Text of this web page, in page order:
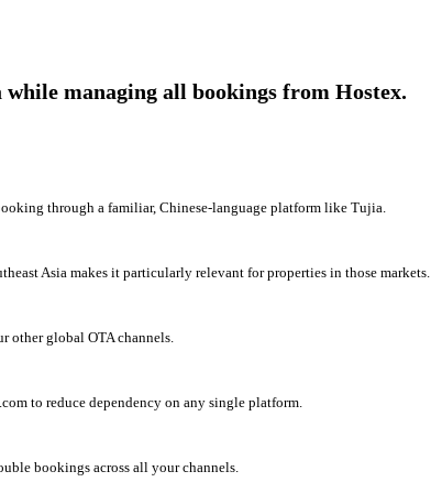
managing all bookings from Hostex.
through a familiar, Chinese-language platform like Tujia.
Asia makes it particularly relevant for properties in those markets.
other global OTA channels.
to reduce dependency on any single platform.
bookings across all your channels.